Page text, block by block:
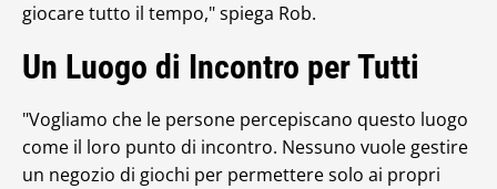
giocare tutto il tempo," spiega Rob.
Un Luogo di Incontro per Tutti
"Vogliamo che le persone percepiscano questo luogo
come il loro punto di incontro. Nessuno vuole gestire
un negozio di giochi per permettere solo ai propri